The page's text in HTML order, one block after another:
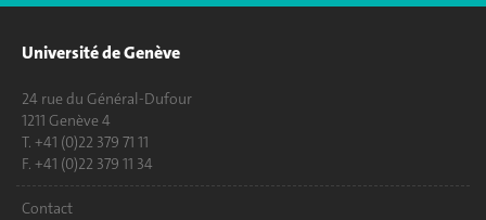
Université de Genève
24 rue du Général-Dufour
1211 Genève 4
T. +41 (0)22 379 71 11
F. +41 (0)22 379 11 34
Contact